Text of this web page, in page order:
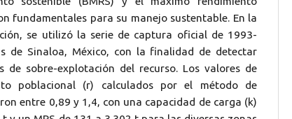
fundamentales para su manejo sustentable. En la
se utilizó la serie de captura oficial de 1993-
de Sinaloa, México, con la finalidad de detectar
de sobre-explotación del recurso. Los valores de
poblacional (r) calculados por el método de
entre 0,89 y 1,4, con una capacidad de carga (k)